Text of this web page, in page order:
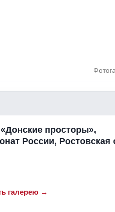
просторы»,
России, Ростовская
галерею →